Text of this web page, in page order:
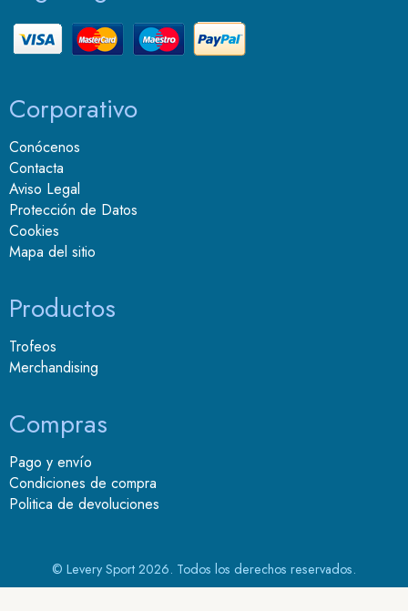
Corporativo
Conócenos
Contacta
Aviso Legal
Protección de Datos
Cookies
Mapa del sitio
Productos
Trofeos
Merchandising
Compras
Pago y envío
Condiciones de compra
Politica de devoluciones
© Levery Sport 2026. Todos los derechos reservados.